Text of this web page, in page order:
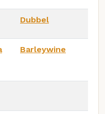
Dubbel
Barleywine